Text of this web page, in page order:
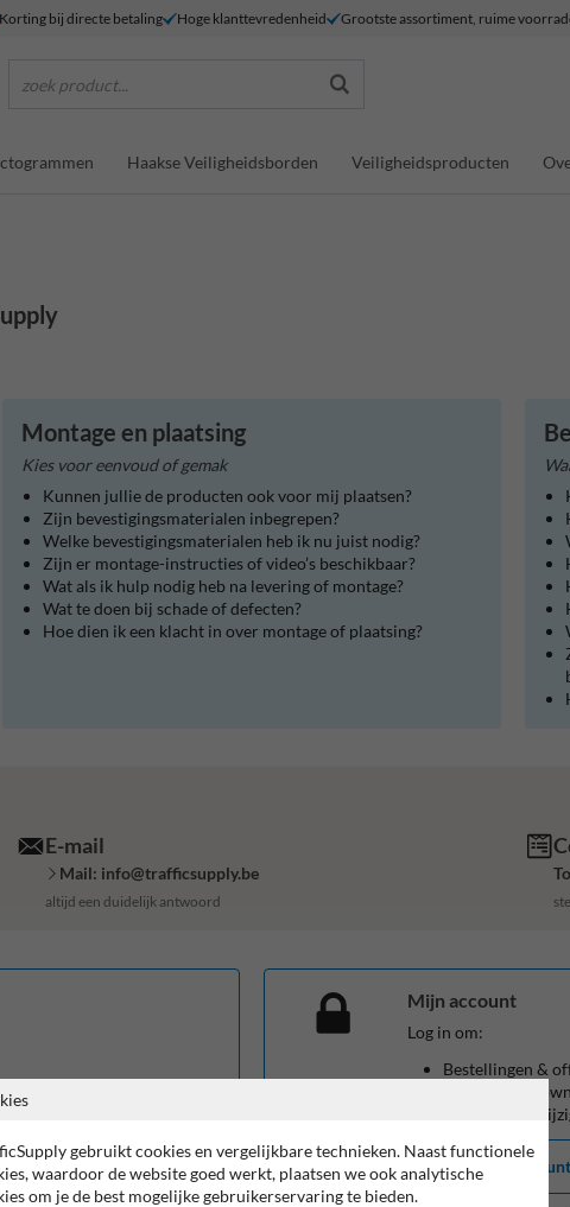
Korting bij directe betaling Hoge klanttevredenheid Grootste assortiment, ruime
zoek product...
Haakse Veiligheidsborden Veiligheidsproducten
Montage en plaatsing
Kies voor eenvoud of gemak
Kunnen jullie de producten ook voor mij plaatsen?
Zijn bevestigingsmaterialen inbegrepen?
Welke bevestigingsmaterialen heb ik nu juist nodig?
Zijn er montage-instructies of video’s beschikbaar?
Wat als ik hulp nodig heb na levering of montage?
Wat te doen bij schade of defecten?
Hoe dien ik een klacht in over montage of plaatsing?
E-mail
Mail: info@trafficsupply.be
altijd een duidelijk antwoord
Mijn account
Log in om:
Bestellingen &
Facturen te
Gegevens te
Inloggen op account
gebruikt cookies en vergelijkbare technieken. Naast functionele
waardoor de website goed werkt, plaatsen we ook analytische
om je de best mogelijke gebruikerservaring te bieden.